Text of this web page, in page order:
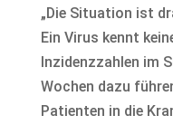
„Die Situation ist
Ein Virus kennt
Inzidenzzahlen im
Wochen dazu
Patienten in die